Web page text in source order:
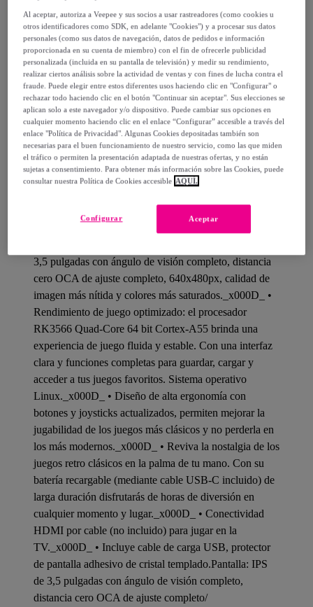
¿Cómo funciona?
Detalles del producto
Consola emulador multiplataforma
3,5 pulgadas con ángulo de visión completo, distancia
cero OCA de ajuste completo, 640x480px, calidad de
imagen más nítida y colores más saturados._x000D_ •
Rendimiento de juego optimizado: el procesador
RK3566 Quad-Core 64 bit Cortex-A55 brinda una
experiencia de juego fluida y estable. Con una interfaz
clara y funciones completas para guardar, cargar y
acceder a tus juegos favoritos. Sistema operativo
Linux._x000D_ • Diseño de alta ergonomía con
botones y joysticks actualizados, permiten mejorar la
jugabilidad de los juegos más clásicos y no perderla en
los más modernos._x000D_ • Reviva la nostalgia de los
juegos retro clásicos en la palma de tu mano. Con su
batería recargable (mediante cable USB-C incluido) de
larga duración disfrutarás de horas de diversión en
cualquier momento y lugar._x000D_ • Conectividad
HDMI por cable (no incluido) para jugar en la
TV._x000D_ • Incluye cable de carga USB, protector
de pantalla adhesivo de cristal templado.Pantalla: IPS
de 3,5 pulgadas con ángulo de visión completo,
distancia cero OCA de ajuste completo/
Al aceptar, autoriza a Veepee y sus socios a usar rastreadores (como cookies u
otros identificadores como SDK, en adelante "Cookies") y a procesar sus datos
personales (como sus datos de navegación, datos de pedidos e información
proporcionada en su cuenta de miembro) con el fin de ofrecerle publicidad
personalizada (incluida en su pantalla de televisión) y medir su rendimiento,
realizar ciertos análisis sobre la actividad de ventas y con fines de lucha contra el
fraude. Puede elegir entre estos diferentes usos haciendo clic en "Configurar" o
rechazar todo haciendo clic en el botón "Continuar sin aceptar". Sus elecciones se
aplican solo a este navegador y/o dispositivo. Puede cambiar sus opciones en
cualquier momento haciendo clic en el enlace “Configurar” accesible a través del
enlace "Política de Privacidad". Algunas Cookies depositadas también son
necesarias para el buen funcionamiento de nuestro servicio, como las que miden
el tráfico o permiten la presentación adaptada de nuestras ofertas, y no están
sujetas a consentimiento. Para obtener más información sobre las Cookies, puede
consultar nuestra Política de Cookies accesible AQUÍ.
Aceptar
Configurar